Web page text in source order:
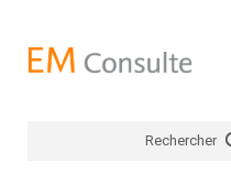
Rechercher